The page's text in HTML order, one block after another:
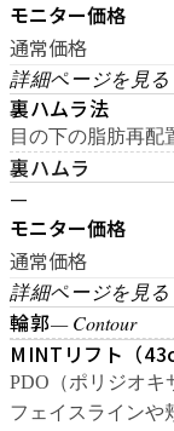
モニター価格
通常価格
詳細ページを見
裏ハムラ法
目の下の脂肪再配
裏ハムラ
—
モニター価格
通常価格
詳細ページを見
輪郭— Contour
MINTリフト（
PDO（ポリジオキ
フェイスラインや